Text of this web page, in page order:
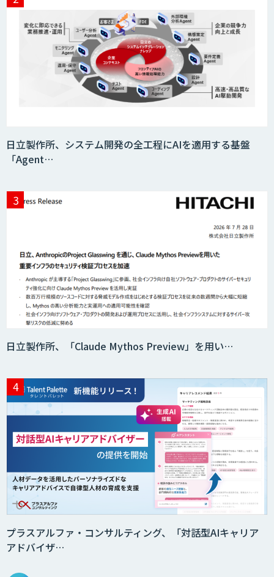
日立製作所、システム開発の全工程にAIを適用する基盤
「Agent…
日立製作所、「Claude Mythos Preview」を用い…
プラスアルファ・コンサルティング、「対話型AIキャリア
アドバイザ…